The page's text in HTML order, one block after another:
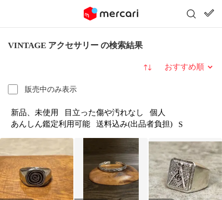
VINTAGE アクセサリー の検索結果
販売中のみ表示
並び替え
新品、未使用 目立った傷や汚れなし
個人
あんしん鑑定利用可能
送料込み(出品者負担) S